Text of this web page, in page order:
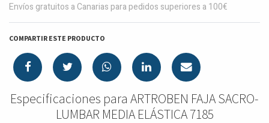
Envíos gratuitos a Canarias para pedidos superiores a 100€
COMPARTIR ESTE PRODUCTO
Especificaciones para ARTROBEN FAJA SACRO-
LUMBAR MEDIA ELÁSTICA 7185